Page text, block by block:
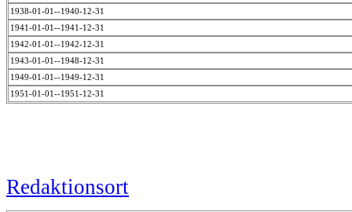
1938-01-01--1940-12-31
1941-01-01--1941-12-31
1942-01-01--1942-12-31
1943-01-01--1948-12-31
1949-01-01--1949-12-31
1951-01-01--1951-12-31
Redaktionsort